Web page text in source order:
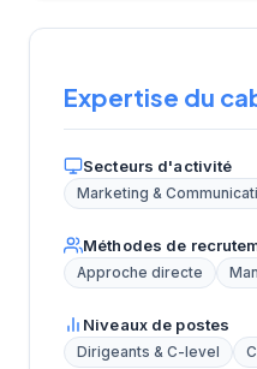
Expertise du
Secteurs d'activité
Marketing &
Méthodes de
Approche directe
Niveaux de postes
Dirigeants & C-level